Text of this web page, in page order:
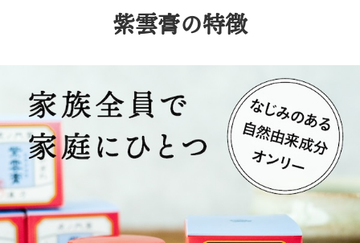
紫雲膏の特徴